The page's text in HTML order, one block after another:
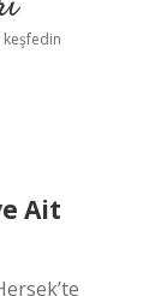
keşfedin
Ait